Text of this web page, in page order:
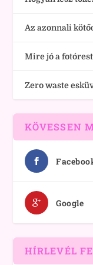
Az azonnali
Mire jó a
Zero waste
KÖVESSEN
Google
HÍRLEVÉL